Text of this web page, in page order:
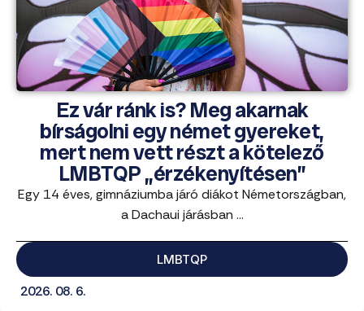
Ez vár ránk is? Meg akarnak
bírságolni egy német gyereket,
mert nem vett részt a kötelező
LMBTQP „érzékenyítésen”
Egy 14 éves, gimnáziumba járó diákot Németországban,
a Dachaui járásban ...
LMBTQP
2026. 08. 6.